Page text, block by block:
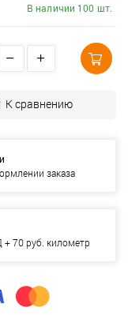
В наличии 100 шт.
К сравнению
заказа
70 руб. километр